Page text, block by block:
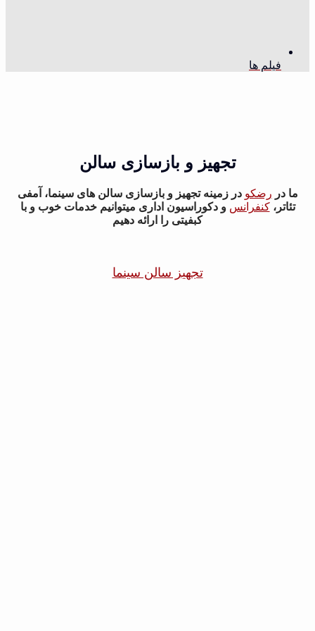
فیلم ها
تجهیز و بازسازی سالن
ما در رضکو در زمینه تجهیز و بازسازی سالن های سینما، آمفی
تئاتر،کنفرانس و دکوراسیون اداری میتوانیم خدمات خوب و با
کبفیتی را ارائه دهیم
تجهیز سالن سینما